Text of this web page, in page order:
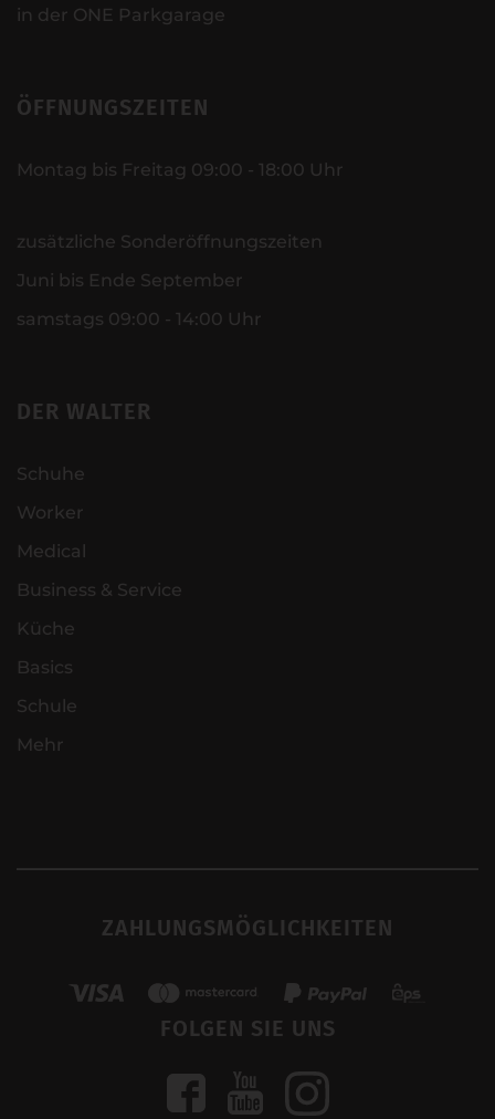
in der ONE Parkgarage
ÖFFNUNGSZEITEN
Montag bis Freitag 09:00 - 18:00 Uhr
zusätzliche Sonderöffnungszeiten
Juni bis Ende September
samstags 09:00 - 14:00 Uhr
DER WALTER
Schuhe
Worker
Medical
Business & Service
Küche
Basics
Schule
Mehr
ZAHLUNGSMÖGLICHKEITEN
FOLGEN SIE UNS